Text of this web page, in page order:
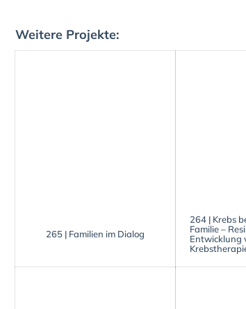
Weitere Projekte:
265 | Familien im Dialog
264 | Krebs
Familie –
Entwicklung